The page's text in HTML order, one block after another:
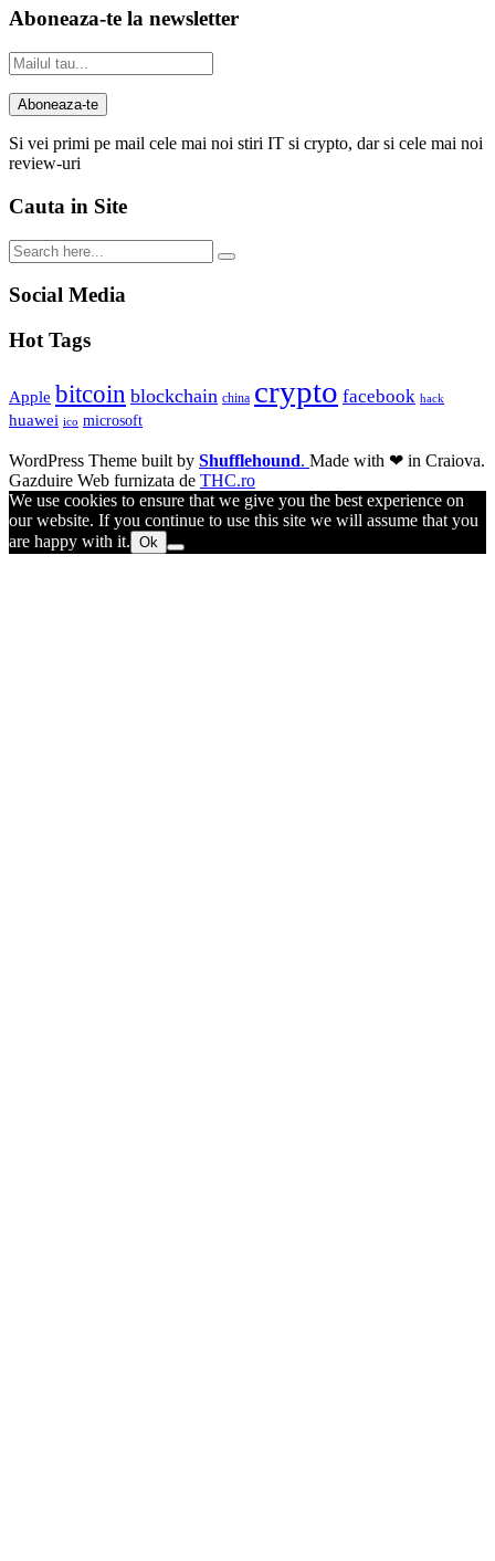
Aboneaza-te la newsletter
Si vei primi pe mail cele mai noi stiri IT si crypto, dar si cele mai noi
review-uri
Cauta in Site
Social Media
Hot Tags
Apple bitcoin blockchain china crypto facebook hack
huawei ico microsoft
WordPress Theme built by Shufflehound. Made with ❤ in Craiova.
Gazduire Web furnizata de THC.ro
We use cookies to ensure that we give you the best experience on
our website. If you continue to use this site we will assume that you
are happy with it. Ok